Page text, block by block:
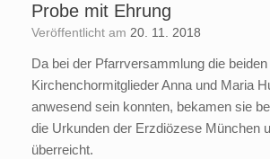
Probe mit Ehrung
Veröffentlicht am 20. 11. 2018
Da bei der Pfarrversammlung die beiden
Kirchenchormitglieder Anna und Maria
anwesend sein konnten, bekamen sie
die Urkunden der Erzdiözese München
überreicht.